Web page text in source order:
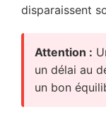
disparaissent
Attention :
un délai au
un bon